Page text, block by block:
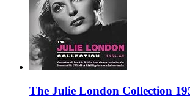
The Julie London Collection